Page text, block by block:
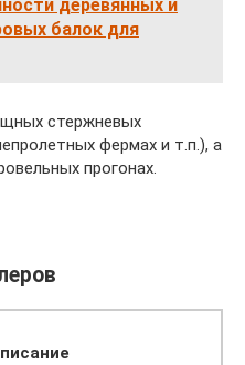
деревянных и
балок для
стержневых
фермах и т.п.), а
прогонах.